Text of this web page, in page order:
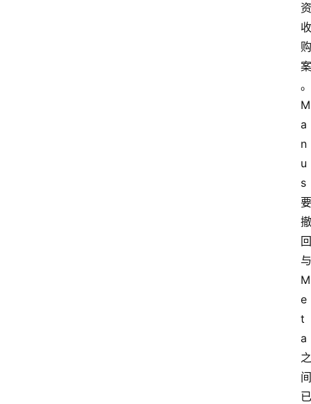
资
收
购
案
。
M
a
n
u
s
要
撤
回
与
M
e
t
a
之
间
已